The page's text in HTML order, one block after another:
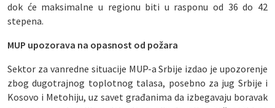
dok će maksimalne u regionu biti u rasponu od 36 do 42
stepena.
MUP upozorava na opasnost od požara
Sektor za vanredne situacije MUP-a Srbije izdao je upozorenje
zbog dugotrajnog toplotnog talasa, posebno za jug Srbije i
Kosovo i Metohiju, uz savet građanima da izbegavaju boravak